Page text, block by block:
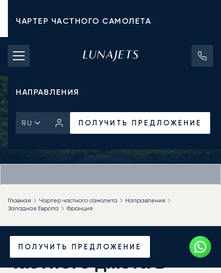
ЧАРТЕР ЧАСТНОГО САМОЛЕТА
СТОИМОСТЬ ЧАРТЕРА
ЧАСТНЫЕ САМОЛЕТЫ
НАПРАВЛЕНИЯ
RU ПОЛУЧИТЬ ПРЕДЛОЖЕНИЕ
ПОЛУЧИТЬ ПРЕДЛОЖЕНИЕ
Главная Чартер частного самолета
Направления
Западная Европа
Франция
Закажите аренду
частного джета в